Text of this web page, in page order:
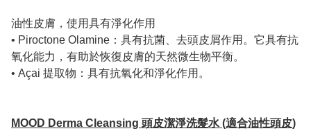
油性皮膚，使用具有淨化作用
• Piroctone Olamine：具有抗菌、去頭皮屑作用。它具有抗
氧化能力，有助於恢復皮膚的天然微生物平衡。
• Açai 提取物：具有抗氧化和淨化作用。
MOOD Derma Cleansing 頭皮潔淨洗髮水 (適合油性頭皮)